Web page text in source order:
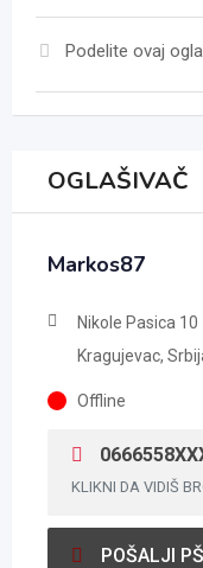
Podelite ovaj
OGLAŠIVAČ
Markos87
Nikole Pasica 10
Kragujevac,
Offline
KLIKNI DA VIDIŠ
POŠALJI